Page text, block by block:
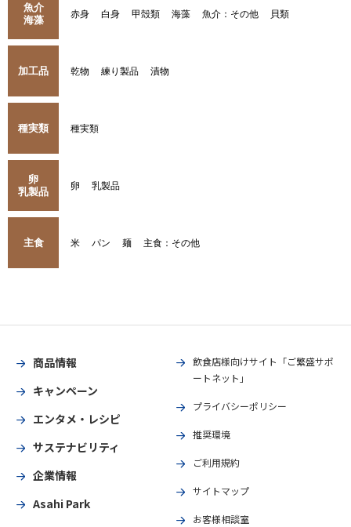
魚介
海藻
赤身 白身 甲殻類 海藻 魚介：その他 貝類
加工品 乾物 練り製品 漬物
種実類 種実類
卵
乳製品
卵 乳製品
主食 米 パン 麺 主食：その他
商品情報
キャンペーン
エンタメ・レシピ
サステナビリティ
企業情報
Asahi Park
飲食店様向けサイト「ご繁盛サポ
ートネット」
プライバシーポリシー
推奨環境
ご利用規約
サイトマップ
お客様相談室